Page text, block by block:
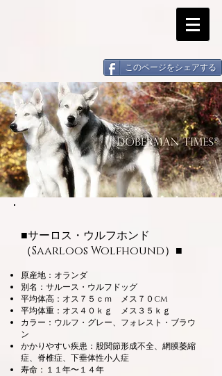
■サーロス・ウルフホンド
（Saarloos Wolfhound）■
原産地：オランダ
別名：サルース・ウルフドッグ
平均体高：オス７５ｃｍ メス７０cm
平均体重：オス４０ｋｇ メス３５ｋｇ
カラー：ウルフ・グレー、フォレスト・ブラウ
ン
かかりやすい疾患：股関節形成不全、網膜萎縮
症、脊椎症、下垂体性小人症
寿命：１１年〜１４年
このページをシェアする